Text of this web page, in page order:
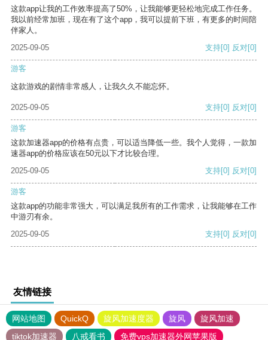
这款app让我的工作效率提高了50%，让我能够更轻松地完成工作任务。
我以前经常加班，现在有了这个app，我可以提前下班，有更多的时间陪
伴家人。
2025-09-05
支持[0] 反对[0]
游客
这款游戏的剧情非常感人，让我久久不能忘怀。
2025-09-05 支持[0] 反对[0]
游客
这款加速器app的价格有点贵，可以适当降低一些。我个人觉得，一款加
速器app的价格应该在50元以下才比较合理。
2025-09-05
支持[0] 反对[0]
游客
这款app的功能非常强大，可以满足我所有的工作需求，让我能够在工作
中游刃有余。
2025-09-05
支持[0] 反对[0]
友情链接
网站地图 QuickQ 旋风加速度器 旋风
旋风加速
tiktok加速器
八戒看书 免费vps加速器外网苹果版